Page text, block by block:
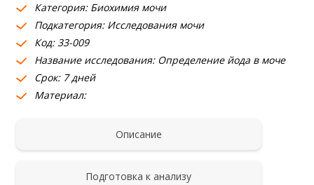
Получить результат
Пациентам
О компании
Где сдать
Категория: Биохимия мочи
Подкатегория: Исследования мочи
Код: 33-009
Название исследования: Определение йода в моче
Срок: 7 дней
Материал:
Описание
Подготовка к анализу